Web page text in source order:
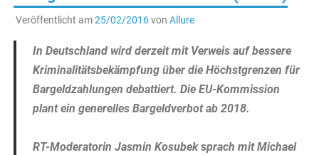
Veröffentlicht am25/02/2016von Allure
In Deutschland wird derzeit mit Verweis auf bessere
Kriminalitätsbekämpfung über die Höchstgrenzen für
Bargeldzahlungen debattiert. Die EU-Kommission
plant ein generelles Bargeldverbot ab 2018.
RT-Moderatorin Jasmin Kosubek sprach mit Michael